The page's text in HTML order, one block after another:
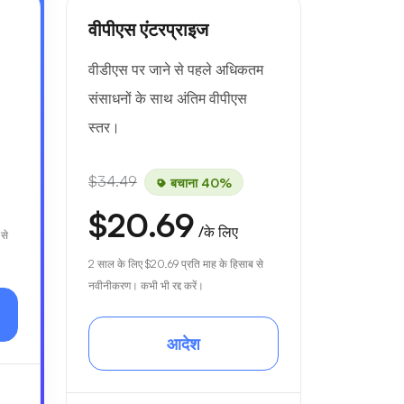
से
वीपीएस एंटरप्राइज
वीडीएस पर जाने से पहले अधिकतम
संसाधनों के साथ अंतिम वीपीएस
स्तर।
$34.49 बचाना 40%
$20.69 /के लिए
2 साल के लिए $20.69 प्रति माह के हिसाब से
नवीनीकरण। कभी भी रद्द करें।
आदेश